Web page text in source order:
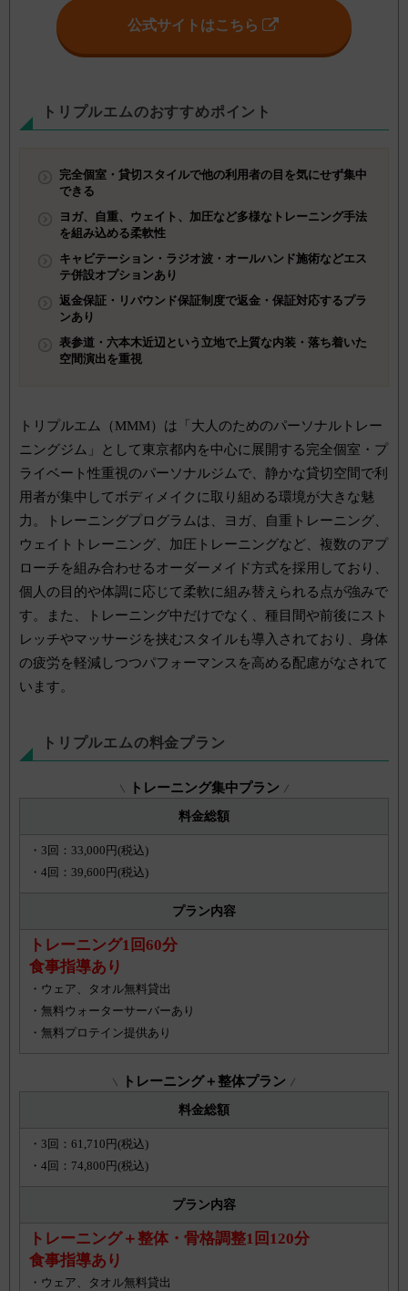
公式サイトはこちら
トリプルエムのおすすめポイント
完全個室・貸切スタイルで他の利用者の目を気にせず集中
できる
ヨガ、自重、ウェイト、加圧など多様なトレーニング手法
を組み込める柔軟性
キャビテーション・ラジオ波・オールハンド施術などエス
テ併設オプションあり
返金保証・リバウンド保証制度で返金・保証対応するプラ
ンあり
表参道・六本木近辺という立地で上質な内装・落ち着いた
空間演出を重視
トリプルエム（MMM）は「大人のためのパーソナルトレー
ニングジム」として東京都内を中心に展開する完全個室・プ
ライベート性重視のパーソナルジムで、静かな貸切空間で利
用者が集中してボディメイクに取り組める環境が大きな魅
力。トレーニングプログラムは、ヨガ、自重トレーニング、
ウェイトトレーニング、加圧トレーニングなど、複数のアプ
ローチを組み合わせるオーダーメイド方式を採用しており、
個人の目的や体調に応じて柔軟に組み替えられる点が強みで
す。また、トレーニング中だけでなく、種目間や前後にスト
レッチやマッサージを挟むスタイルも導入されており、身体
の疲労を軽減しつつパフォーマンスを高める配慮がなされて
います。
トリプルエムの料金プラン
トレーニング集中プラン
料金総額
・3回：33,000円(税込)
・4回：39,600円(税込)
プラン内容
トレーニング1回60分
食事指導あり
・ウェア、タオル無料貸出
・無料ウォーターサーバーあり
・無料プロテイン提供あり
トレーニング＋整体プラン
料金総額
・3回：61,710円(税込)
・4回：74,800円(税込)
プラン内容
トレーニング＋整体・骨格調整1回120分
食事指導あり
・ウェア、タオル無料貸出